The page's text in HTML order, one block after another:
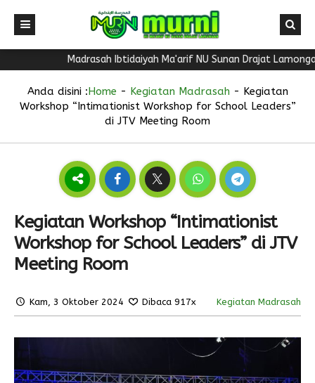
Madrasah Ibtidaiyah Ma'arif NU Sunan Drajat Lamongan
Anda disini :Home - Kegiatan Madrasah - Kegiatan
Workshop “Intimationist Workshop for School Leaders”
di JTV Meeting Room
Kegiatan Workshop “Intimationist
Workshop for School Leaders” di JTV
Meeting Room
Kam, 3 Oktober 2024 Dibaca 917x Kegiatan Madrasah